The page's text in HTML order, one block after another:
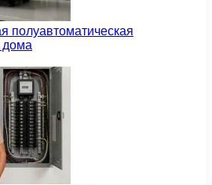
полуавтоматическая